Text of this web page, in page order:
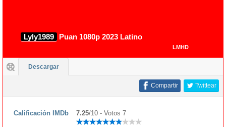
Lyly1989 Puan 1080p 2023 Latino
LMHD
Descargar
Twittear
Compartir
Calificación IMDb 7.25/10 - Votos 7